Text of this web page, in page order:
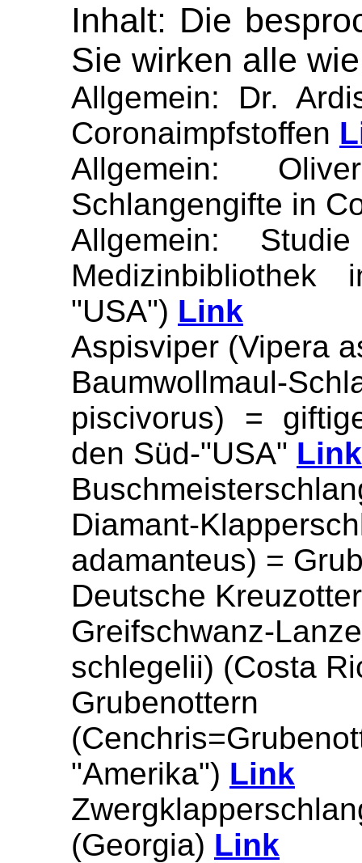
Inhalt: Die
Sie wirken alle
Allgemein: Dr.
Coronaimpfstoffen
Allgemein:
Schlangengifte in
Allgemein:
Medizinbibliothek
"USA") Link
Aspisviper (Vipera
Baumwollmaul-
piscivorus) =
den Süd-"USA" Link
Diamant-
adamanteus) =
Deutsche
Greifschwanz-
schlegelii) (Costa
"Amerika") Link
(Georgia) Link